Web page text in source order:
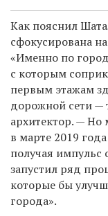
Как пояснил
сфокусирована
«Именно по
с которым
первым этажам
дорожной сети —
архитектор. — Но
в марте 2019
получая импульс
запустил ряд
которые бы
города».